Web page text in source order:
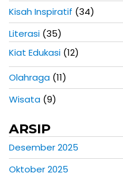
Kisah Inspiratif (34)
Literasi (35)
Kiat Edukasi (12)
Olahraga (11)
Wisata (9)
ARSIP
Desember 2025
Oktober 2025